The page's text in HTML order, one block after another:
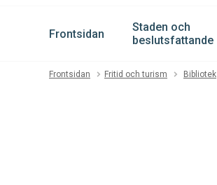
Frontsidan
Staden och
beslutsfattande
Frontsidan Fritid och turism Bibliotek